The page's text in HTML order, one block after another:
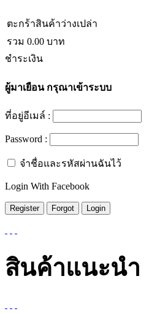
ตะกร้าสินค้าว่างเปล่า
รวม 0.00 บาท
ชำระเงิน
ผู้มาเยือนกรุณาเข้าระบบ
ที่อยู่อีเมล์ :
Password :
จำชื่อและรหัสผ่านฉันไว้
Login With Facebook
สินค้าแนะนำ